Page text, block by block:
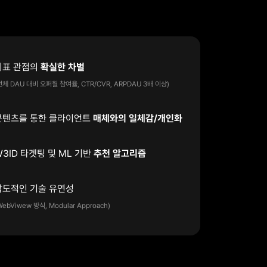
표 관점의
체 DAU 대비 오퍼월 참여율, CTR/CVR, ARPDAU 3배 이상)
텐츠를 통한 클라이언트 매체와의 일체감/개인화
타겟팅 및 ML 기반 추천 알고리즘
방식, Modular Approach)